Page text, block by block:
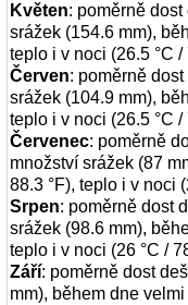
Květen: poměrně
srážek (154.6 mm),
teplo i v noci (26.5 °C /
Červen: poměrně
srážek (104.9 mm),
teplo i v noci (26.5 °C /
Červenec: poměrně
množství srážek (87
88.3 °F), teplo i v noci
Srpen: poměrně dost
srážek (98.6 mm),
teplo i v noci (26 °C /
Září: poměrně dost
mm), během dne